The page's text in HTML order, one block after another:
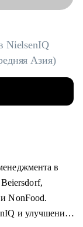
NielsenIQ
Азия)
в
NonFood.
и улучшения